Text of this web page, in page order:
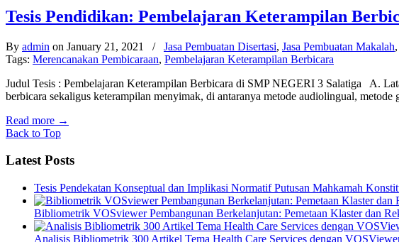
Tesis Pendidikan: Pembelajaran Keterampilan
By admin on January 21, 2021 / Jasa Pembuatan Disertasi, Jasa Pembuatan Makalah,
Tags: Merencanakan Pembicaraan, Pembelajaran Keterampilan Berbicara
Judul Tesis : Pembelajaran Keterampilan Berbicara di SMP NEGERI 3 Salatiga A.
berbicara sekaligus keterampilan menyimak, di antaranya metode audiolingual,
Read more →
Back to Top
Latest Posts
Tesis Pendekatan Konseptual dan Implikasi Normatif Putusan Mahkamah
Bibliometrik VOSviewer Pembangunan Berkelanjutan: Pemetaan Klaster dan
Analisis Bibliometrik 300 Artikel Tema Health Care Services dengan